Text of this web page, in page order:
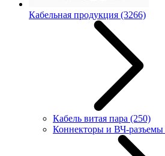
Кабельная продукция (3266)
Кабель витая пара (250)
Коннекторы и ВЧ-разъемы